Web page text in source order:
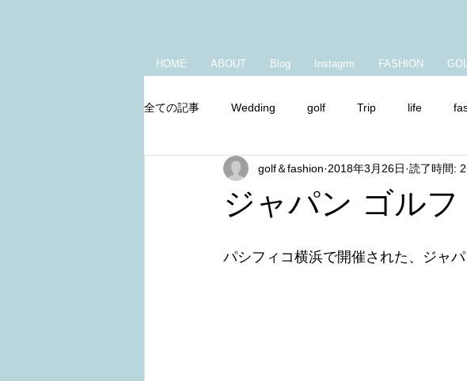
HOME ABOUT Blog Instagrm FASHION
全ての記事 Wedding golf Trip life
朝の身支度 キャンプ ママコーデ
ジャパン ゴル
golf＆fashion 2018年3月26日 読了時間:
パシフィコ横浜で開催された、ジャ